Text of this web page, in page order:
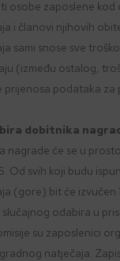
osobe zaposlene
i članovi njihovih
sami snose sve
(između ostalog,
podataka za
dobitnika
nagrade će se u
Od svih koji budu
(gore) bit će izvučen
odabira u
su zaposlenici
natječaja.